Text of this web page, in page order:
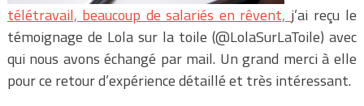
télétravail, beaucoup de salariés en rêvent, j’ai reçu le
témoignage de Lola sur la toile (@LolaSurLaToile) avec
qui nous avons échangé par mail. Un grand merci à elle
pour ce retour d’expérience détaillé et très intéressant.